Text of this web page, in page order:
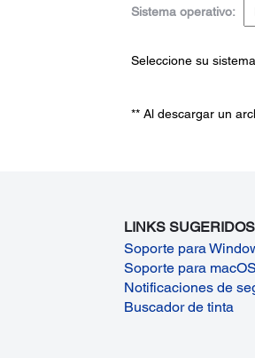
Sistema operativo:
Seleccione su
** Al descargar un
LINKS SUGERIDOS
Soporte para
Soporte para
Notificaciones de
Buscador de tinta